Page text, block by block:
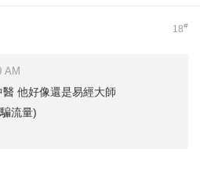
18#
AM
他好像還是易經大師
流量)